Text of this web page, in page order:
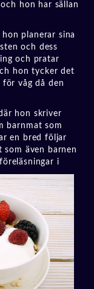
hon har sällan
planerar sina
och dess
och pratar
hon tycker det
våg då den
hon skriver
barnmat som
en bred följar
även barnen
ngar i